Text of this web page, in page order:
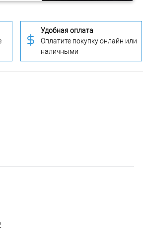
Удобная оплата
Оплатите покупку онлайн или
наличными